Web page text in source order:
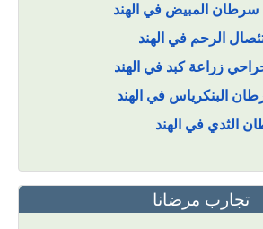
الرحم في الهند
البنكرياس في الهند
الثدي في الهند
تجارب مرضانا